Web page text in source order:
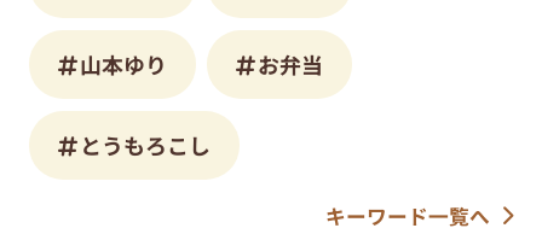
山本ゆり お弁当
とうもろこし
キーワード一覧へ